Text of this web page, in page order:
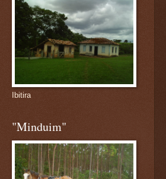
Ibitira
"Minduim"